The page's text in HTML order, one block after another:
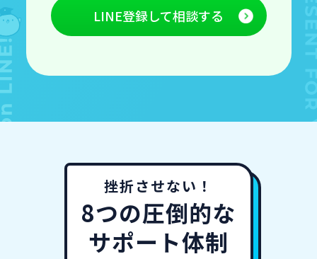
LINE登録して相談する
挫折させない！
8つの圧倒的な
サポート体制